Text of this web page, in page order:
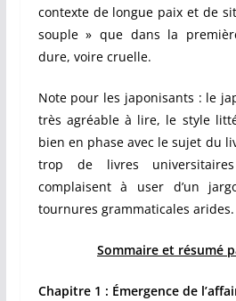
contexte de longue paix et de
souple » que dans la
dure, voire cruelle.
Note pour les japonisants : le
très agréable à lire, le style
bien en phase avec le sujet du
trop de livres
complaisent à user d’un
tournures grammaticales arides.
Sommaire et résumé
Chapitre 1 : Émergence de